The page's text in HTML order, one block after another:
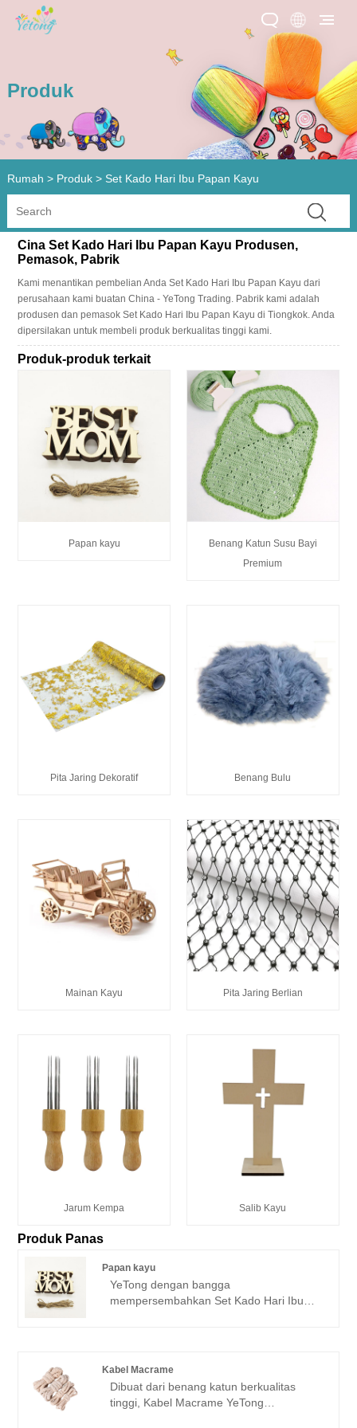
Produk
Rumah > Produk > Set Kado Hari Ibu Papan Kayu
Cina Set Kado Hari Ibu Papan Kayu Produsen,
Pemasok, Pabrik
Kami menantikan pembelian Anda Set Kado Hari Ibu Papan Kayu dari
perusahaan kami buatan China - YeTong Trading. Pabrik kami adalah
produsen dan pemasok Set Kado Hari Ibu Papan Kayu di Tiongkok. Anda
dipersilakan untuk membeli produk berkualitas tinggi kami.
Produk-produk terkait
Papan kayu
Benang Katun Susu Bayi
Premium
Pita Jaring Dekoratif Benang Bulu
Mainan Kayu Pita Jaring Berlian
Jarum Kempa Salib Kayu
Produk Panas
Papan kayu
YeTong dengan bangga
mempersembahkan Set Kado Hari Ibu
dunia. Setiap set mencakup 10 plakat
kayu berdesain indah dan 10 tali gantung.
Kabel Macrame
Dibuat dari benang katun berkualitas
tinggi, Kabel Macrame YeTong